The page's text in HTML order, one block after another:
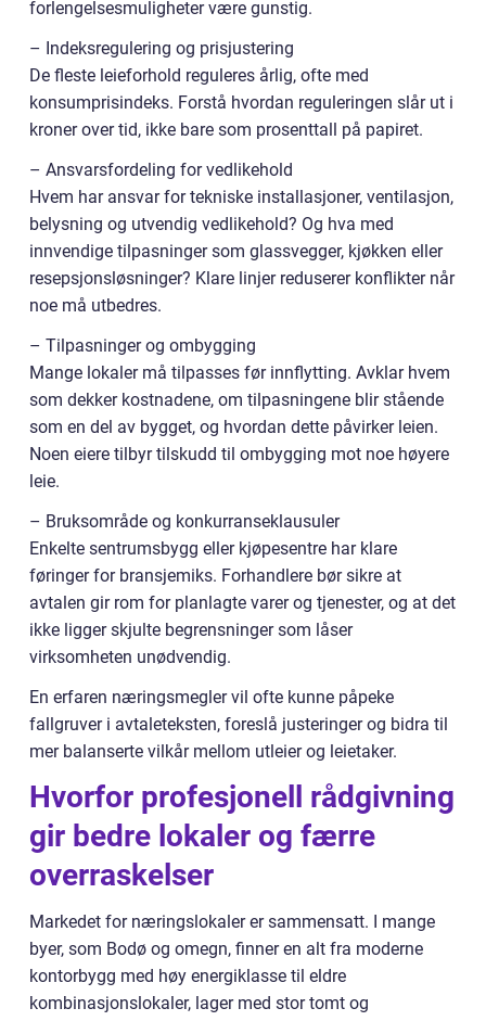
forlengelsesmuligheter være gunstig.
– Indeksregulering og prisjustering
De fleste leieforhold reguleres årlig, ofte med
konsumprisindeks. Forstå hvordan reguleringen slår ut i
kroner over tid, ikke bare som prosenttall på papiret.
– Ansvarsfordeling for vedlikehold
Hvem har ansvar for tekniske installasjoner, ventilasjon,
belysning og utvendig vedlikehold? Og hva med
innvendige tilpasninger som glassvegger, kjøkken eller
resepsjonsløsninger? Klare linjer reduserer konflikter når
noe må utbedres.
– Tilpasninger og ombygging
Mange lokaler må tilpasses før innflytting. Avklar hvem
som dekker kostnadene, om tilpasningene blir stående
som en del av bygget, og hvordan dette påvirker leien.
Noen eiere tilbyr tilskudd til ombygging mot noe høyere
leie.
– Bruksområde og konkurranseklausuler
Enkelte sentrumsbygg eller kjøpesentre har klare
føringer for bransjemiks. Forhandlere bør sikre at
avtalen gir rom for planlagte varer og tjenester, og at det
ikke ligger skjulte begrensninger som låser
virksomheten unødvendig.
En erfaren næringsmegler vil ofte kunne påpeke
fallgruver i avtaleteksten, foreslå justeringer og bidra til
mer balanserte vilkår mellom utleier og leietaker.
Hvorfor profesjonell rådgivning
gir bedre lokaler og færre
overraskelser
Markedet for næringslokaler er sammensatt. I mange
byer, som Bodø og omegn, finner en alt fra moderne
kontorbygg med høy energiklasse til eldre
kombinasjonslokaler, lager med stor tomt og